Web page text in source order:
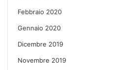
Febbraio 2020
Gennaio 2020
Dicembre 2019
Novembre 2019